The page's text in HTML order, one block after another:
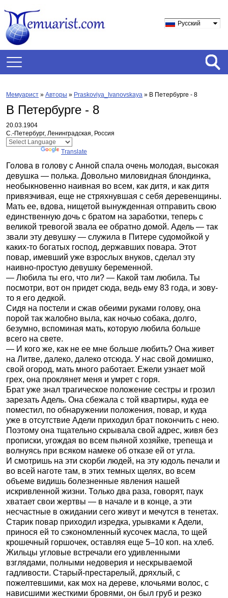
Русский
Мемуарист » Авторы » Praskoviya_Ivanovskaya » В Петербурге - 8
В Петербурге - 8
20.03.1904
С.-Петербург, Ленинградская, Россия
Translate
Голова в голову с Анной спала очень молодая, высокая
девушка — полька. Довольно миловидная блондинка,
необыкновенно наивная во всем, как дитя, и как дитя
привязчивая, еще не стряхнувшая с себя деревенщины.
Мать ее, вдова, нищетой вынужденная отправить свою
единственную дочь с братом на заработки, теперь с
великой тревогой звала ее обратно домой. Адель — так
звали эту девушку — служила в Питере судомойкой у
каких-то богатых господ, державших повара. Этот
повар, имевший уже взрослых внуков, сделал эту
наивно-простую девушку беременной.
— Любила ты его, что ли? — Какой там любила. Ты
посмотри, вот он придет сюда, ведь ему 83 года, и зову-
то я его дедкой.
Сидя на постели и сжав обеими руками голову, она
порой так жалобно выла, как ночью собака, долго,
безумно, вспоминая мать, которую любила больше
всего на свете.
— И кого же, как не ее мне больше любить? Она живет
на Литве, далеко, далеко отсюда. У нас свой домишко,
свой огород, мать много работает. Ежели узнает мой
грех, она проклянет меня и умрет с горя.
Брат уже знал трагическое положение сестры и грозил
зарезать Адель. Она сбежала с той квартиры, куда ее
поместил, по обнаружении положения, повар, и куда
уже в отсутствие Адели приходил брат покончить с нею.
Поэтому она тщательно скрывала свой адрес, живя без
прописки, угождая во всем пьяной хозяйке, трепеща и
волнуясь при всяком намеке об отказе ей от угла.
И смотришь на эти скорби людей, на эту юдоль печали и
во всей наготе там, в этих темных щелях, во всем
объеме видишь болезненные явления нашей
искривленной жизни. Только два раза, говорят, паук
хватает свои жертвы — в начале и в конце, а эти
несчастные в ожидании сего живут и мечутся в тенетах.
Старик повар приходил изредка, урывками к Адели,
принося ей то сэкономленный кусочек масла, то щей
крошечный горшочек, оставляя еще 5–10 коп. на хлеб.
Жильцы угловые встречали его удивленными
взглядами, полными недоверия и нескрываемой
гадливости. Старый-престарелый, дряхлый, с
пожелтевшими, как мох на дереве, клочьями волос, с
нависшими жесткими бровями, он был груб и резко